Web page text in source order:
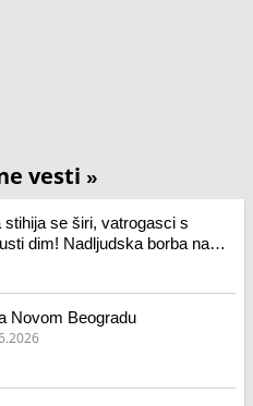
vesti »
stihija se širi, vatrogasci s
dim! Nadljudska borba na
već više od sat vremena:
Novom Beogradu